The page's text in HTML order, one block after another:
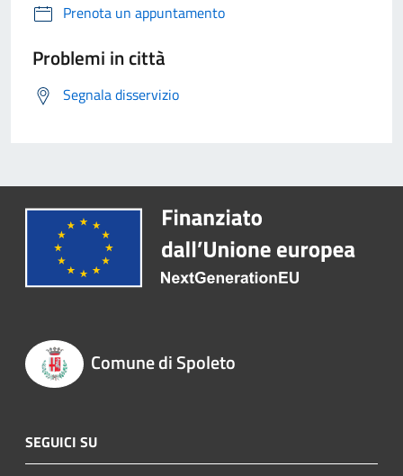
Prenota un appuntamento
Problemi in città
Segnala disservizio
Comune di Spoleto
SEGUICI SU